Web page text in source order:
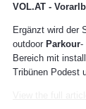
VOL.AT -
Ergänzt wird der
outdoor Parkour-
Bereich mit
Tribünen Podest